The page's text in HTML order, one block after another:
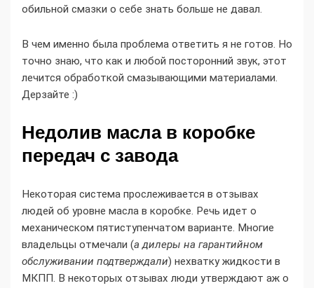
обильной смазки о себе знать больше не давал.
В чем именно была проблема ответить я не готов. Но
точно знаю, что как и любой посторонний звук, этот
лечится обработкой смазывающими материалами.
Дерзайте :)
Недолив масла в коробке
передач с завода
Некоторая система прослеживается в отзывах
людей об уровне масла в коробке. Речь идет о
механическом пятиступенчатом варианте. Многие
владельцы отмечали (а дилеры на гарантийном
обслуживании подтверждали) нехватку жидкости в
МКПП. В некоторых отзывах люди утверждают аж о